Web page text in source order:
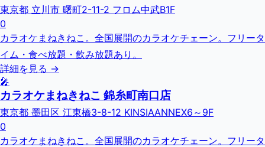
東京都 立川市 曙町2-11-2 フロム中武B1F
0
カラオケまねきねこ。全国展開のカラオケチェーン。フリータ
イム・食べ放題・飲み放題あり。
詳細を見る →
🎤
カラオケまねきねこ 錦糸町南口店
東京都 墨田区 江東橋3-8-12 KINSIAANNEX6～9F
0
カラオケまねきねこ。全国展開のカラオケチェーン。フリータ